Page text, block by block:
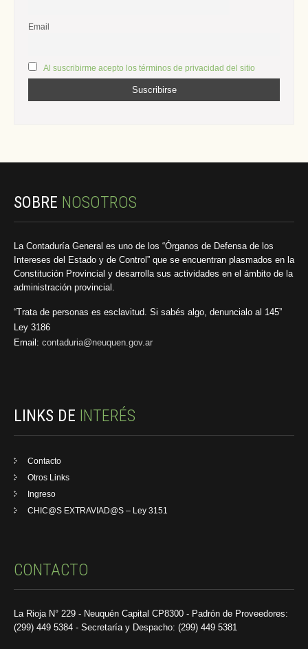
Email
Al suscribirme acepto los términos de privacidad del sitio
SOBRE NOSOTROS
La Contaduría General es uno de los “Órganos de Defensa de los
Intereses del Estado y de Control” que se encuentran plasmados en la
Constitución Provincial y desarrolla sus actividades en el ámbito de la
administración provincial.
“Trata de personas es esclavitud. Si sabés algo, denuncialo al 145”
Ley 3186
Email: contaduria@neuquen.gov.ar
LINKS DE INTERÉS
Contacto
Otros Links
Ingreso
CHIC@S EXTRAVIAD@S – Ley 3151
CONTACTO
La Rioja N° 229 - Neuquén Capital CP8300 - Padrón de Proveedores:
(299) 449 5384 - Secretaría y Despacho: (299) 449 5381